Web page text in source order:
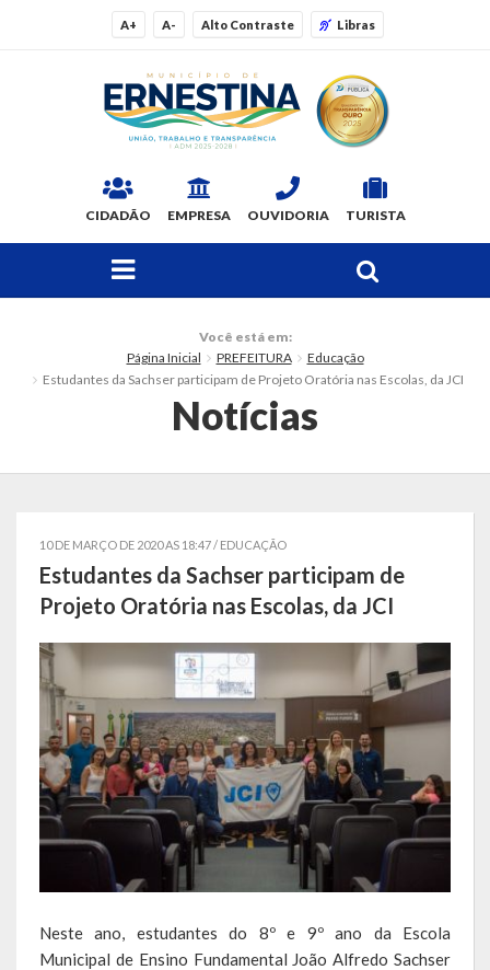
A+ A- Alto Contraste Libras
CIDADÃO EMPRESA OUVIDORIA TURISTA
Dados Gerais
Telefones Úteis
Secretarias
Estrutura organizacional
Administração
Assistência Social
Educação, Cultura, Desporto e Turismo
Sala Multidisciplinar Saber Mais
Escola Municipal de Educação Infantil Dr. Orlando Rojas
Você está em:
Página Inicial
PREFEITURA
Educação
Estudantes da Sachser participam de Projeto Oratória nas Escolas, da JCI
Notícias
10 DE MARÇO DE 2020 AS 18:47 / EDUCAÇÃO
Estudantes da Sachser participam de
Projeto Oratória nas Escolas, da JCI
Neste ano, estudantes do 8º e 9º ano da Escola
Municipal de Ensino Fundamental João Alfredo Sachser